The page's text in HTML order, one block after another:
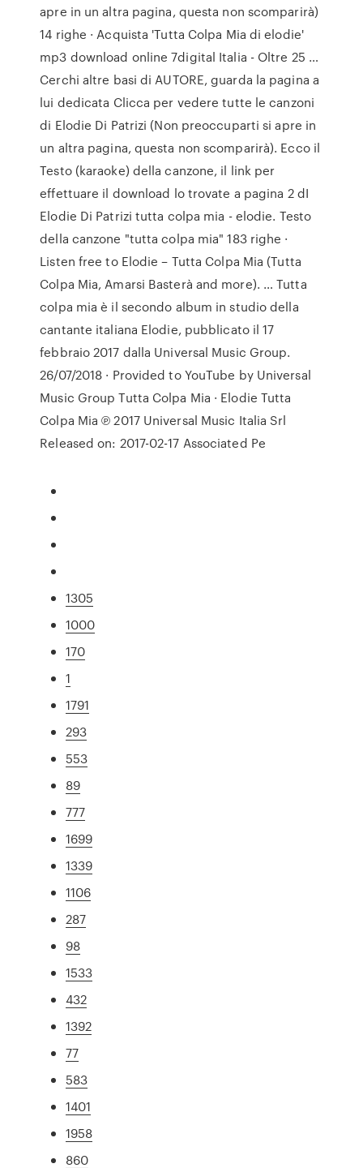
apre in un altra pagina, questa non scomparirà)
14 righe · Acquista 'Tutta Colpa Mia di elodie'
mp3 download online 7digital Italia - Oltre 25 …
Cerchi altre basi di AUTORE, guarda la pagina a
lui dedicata Clicca per vedere tutte le canzoni
di Elodie Di Patrizi (Non preoccuparti si apre in
un altra pagina, questa non scomparirà). Ecco il
Testo (karaoke) della canzone, il link per
effettuare il download lo trovate a pagina 2 dI
Elodie Di Patrizi tutta colpa mia - elodie. Testo
della canzone "tutta colpa mia" 183 righe ·
Listen free to Elodie – Tutta Colpa Mia (Tutta
Colpa Mia, Amarsi Basterà and more). … Tutta
colpa mia è il secondo album in studio della
cantante italiana Elodie, pubblicato il 17
febbraio 2017 dalla Universal Music Group.
26/07/2018 · Provided to YouTube by Universal
Music Group Tutta Colpa Mia · Elodie Tutta
Colpa Mia ℗ 2017 Universal Music Italia Srl
Released on: 2017-02-17 Associated Pe
1305
1000
170
1
1791
293
553
89
777
1699
1339
1106
287
98
1533
432
1392
77
583
1401
1958
860